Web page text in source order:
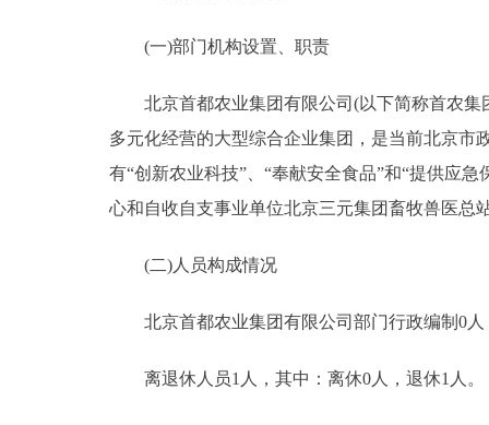
政务服务
个人服务
便民服务
中介服务
政民互动
(一)部门机构设置、职责
北京首都农业集团有限公司(以下简称首农集
多元化经营的大型综合企业集团，是当前北京市
有“创新农业科技”、“奉献安全食品”和“提供应
心和自收自支事业单位北京三元集团畜牧兽医总
(二)人员构成情况
北京首都农业集团有限公司部门行政编制0人
离退休人员1人，其中：离休0人，退休1人。